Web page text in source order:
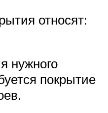
относят:
нужного
покрытие